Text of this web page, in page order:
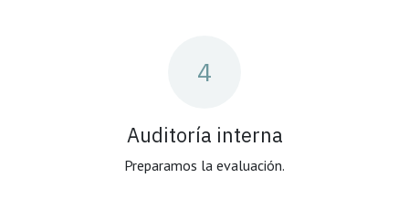
4
Auditoría interna
Preparamos la evaluación.